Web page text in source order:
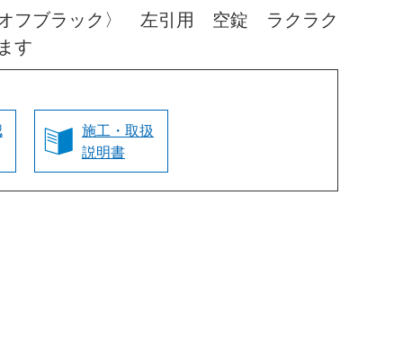
フブラック〉 左引用 空錠 ラクラク
す
施工・取扱
説明書